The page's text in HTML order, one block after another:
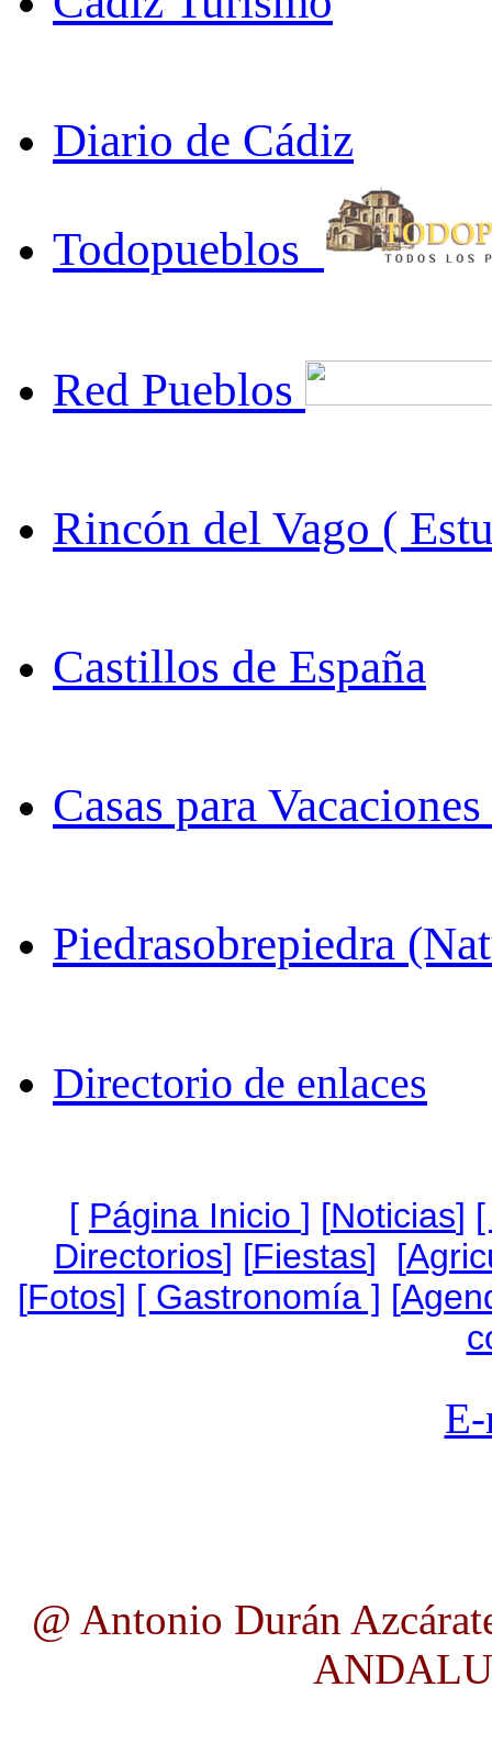
Diario de Cádiz
Todopueblos
Red Pueblos
Rincón del Vago (
Castillos de España
Casas para
Piedrasobrepiedra
Directorio de enlaces
[ Página Inicio ] [Noticias]
Directorios] [Fiestas] [
[Fotos] [ Gastronomía ] [
@ Antonio Durán